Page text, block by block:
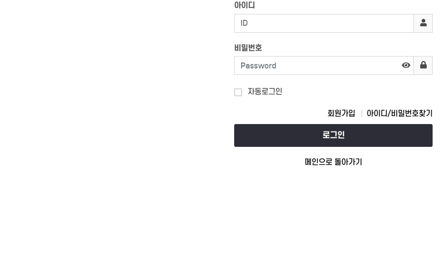
아이디
비밀번호
자동로그인
회원가입 아이디/비밀번호찾기
로그인
메인으로 돌아가기